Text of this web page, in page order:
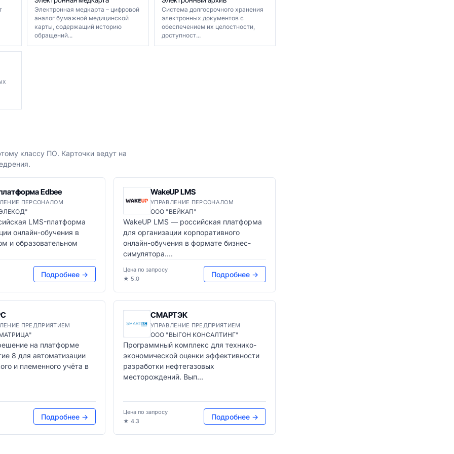
Электронная медкарта – цифровой
аналог бумажной медицинской
карты, содержащий историю
обращений...
Система долгосрочного хранения
электронных документов с
обеспечением их целостности,
доступност...
классу ПО. Карточки ведут на
Edbee
ПЕРСОНАЛОМ
LMS-платформа
онлайн-обучения в
и образовательном
Подробнее →
WakeUP LMS
УПРАВЛЕНИЕ ПЕРСОНАЛОМ
ООО "ВЕЙКАП"
WakeUP LMS — российская платформа
для организации корпоративного
онлайн-обучения в формате бизнес-
симулятора....
Цена по запросу
★ 5.0
Подробнее →
ПРЕДПРИЯТИЕМ
на платформе
8 для автоматизации
и племенного учёта в
Подробнее →
СМАРТЭК
УПРАВЛЕНИЕ ПРЕДПРИЯТИЕМ
ООО "ВЫГОН КОНСАЛТИНГ"
Программный комплекс для технико-
экономической оценки эффективности
разработки нефтегазовых
месторождений. Вып...
Цена по запросу
★ 4.3
Подробнее →